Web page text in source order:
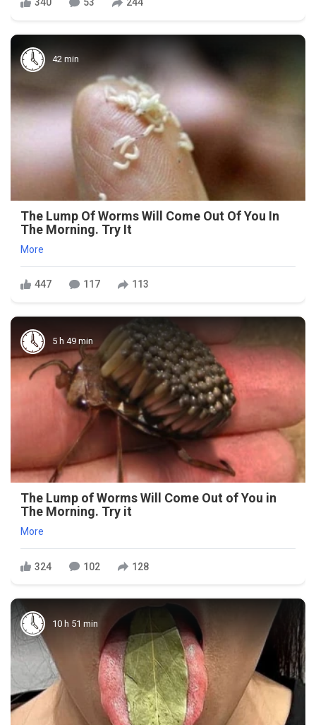
340 53 244
42 min
The Lump Of Worms Will Come Out Of You In
The Morning. Try It
More
447 117 113
5 h 49 min
The Lump of Worms Will Come Out of You in
The Morning. Try it
More
324 102 128
10 h 51 min